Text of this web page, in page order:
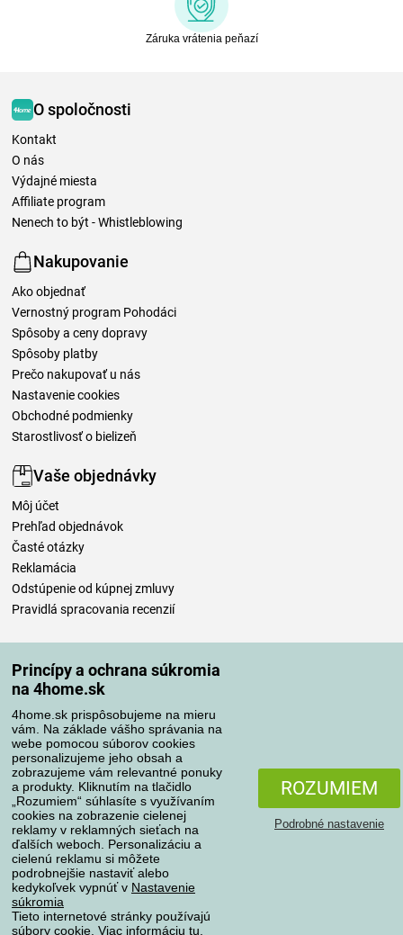
Princípy a ochrana súkromia
na 4home.sk
4home.sk prispôsobujeme na mieru
vám. Na základe vášho správania na
webe pomocou súborov cookies
personalizujeme jeho obsah a
zobrazujeme vám relevantné ponuky
a produkty. Kliknutím na tlačidlo
„Rozumiem“ súhlasíte s využívaním
cookies na zobrazenie cielenej
reklamy v reklamných sieťach na
ďalších weboch. Personalizáciu a
cielenú reklamu si môžete
podrobnejšie nastaviť alebo
kedykoľvek vypnúť v Nastavenie
súkromia
Tieto internetové stránky používajú
súbory cookie. Viac informáciu tu
ROZUMIEM
Podrobné nastavenie
Záruka vrátenia peňazí
O spoločnosti
Kontakt
O nás
Výdajné miesta
Affiliate program
Nenech to být - Whistleblowing
Nakupovanie
Ako objednať
Vernostný program Pohodáci
Spôsoby a ceny dopravy
Spôsoby platby
Prečo nakupovať u nás
Nastavenie cookies
Obchodné podmienky
Starostlivosť o bielizeň
Vaše objednávky
Môj účet
Prehľad objednávok
Časté otázky
Reklamácia
Odstúpenie od kúpnej zmluvy
Pravidlá spracovania recenzií
Spôsoby platby
Spoľahlivý obchod